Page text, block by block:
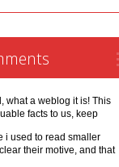
what a weblog it is! This
facts to us, keep
i used to read smaller
their motive, and that